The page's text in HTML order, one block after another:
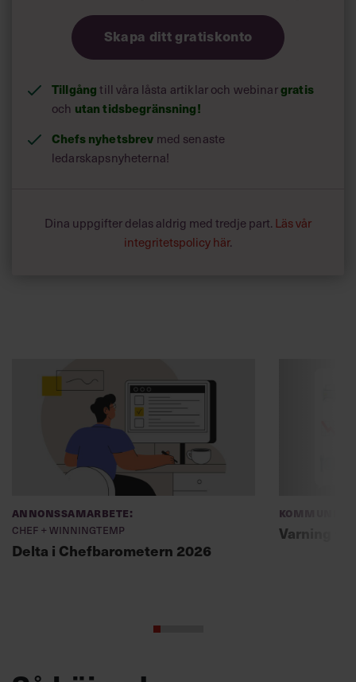
Skapa ditt gratiskonto
Tillgångtill våra låsta artiklar och webinargratis
och utan tidsbegränsning!
Chefs nyhetsbrev med senaste
ledarskapsnyheterna!
Dina uppgifter delas aldrig med tredje part. Läs vår
integritetspolicy här.
Annonssamarbete:
Chef + Winningtemp
Delta i Chefbarometern 2026
Varning